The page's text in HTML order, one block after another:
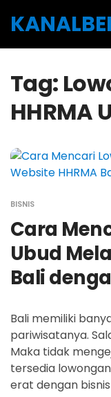
Tag:
HHRMA
BISNIS
Cara
Ubud
Bali
Bali memiliki
pariwisatanya.
Maka tidak
tersedia
erat dengan